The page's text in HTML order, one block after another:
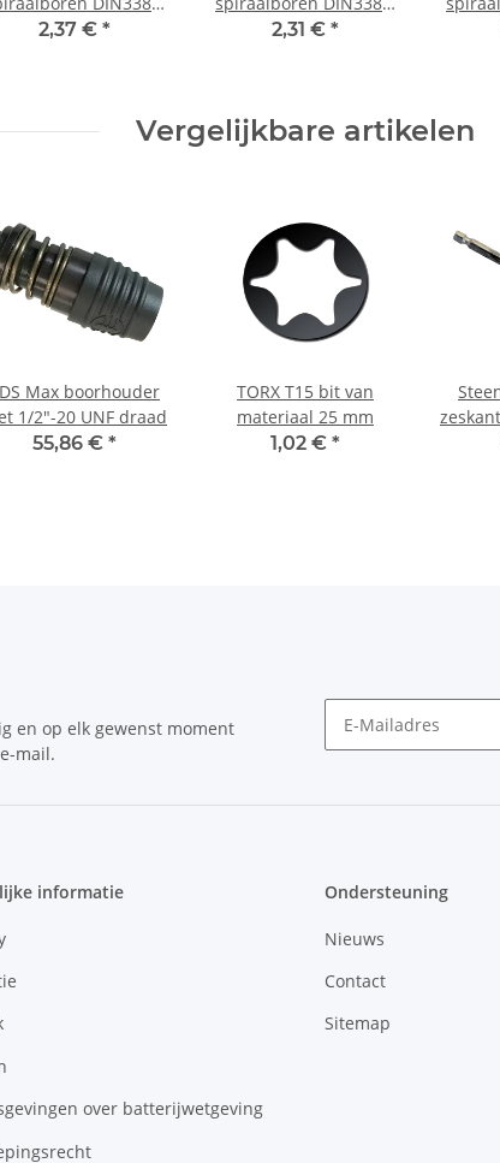
metaal Ø 1,6 mm
2,37 € *
voor metaal Ø 1,7 mm
2,31 € *
voor
Vergelijkbare artikelen
Max boorhouder
1/2"-20 UNF draad
55,86 € *
TORX T15 bit van
materiaal 25 mm
1,02 € *
en op elk gewenst moment
mail.
informatie
over batterijwetgeving
Ondersteuning
Nieuws
Contact
Sitemap